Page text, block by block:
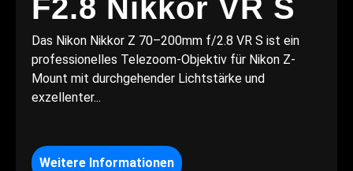
F2.8 Nikkor VR S
Das Nikon Nikkor Z 70–200mm f/2.8 VR S ist ein
professionelles Telezoom-Objektiv für Nikon Z-
Mount mit durchgehender Lichtstärke und
exzellenter...
Weitere Informationen